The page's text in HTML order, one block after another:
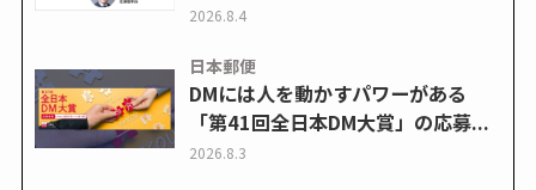
2026.8.4
日本郵便
DMには人を動かすパワーがある
「第41回全日本DM大賞」の応募...
2026.8.3